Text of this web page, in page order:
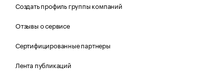
Создать профиль группы компаний
Отзывы о сервисе
Сертифицированные партнеры
Лента публикаций